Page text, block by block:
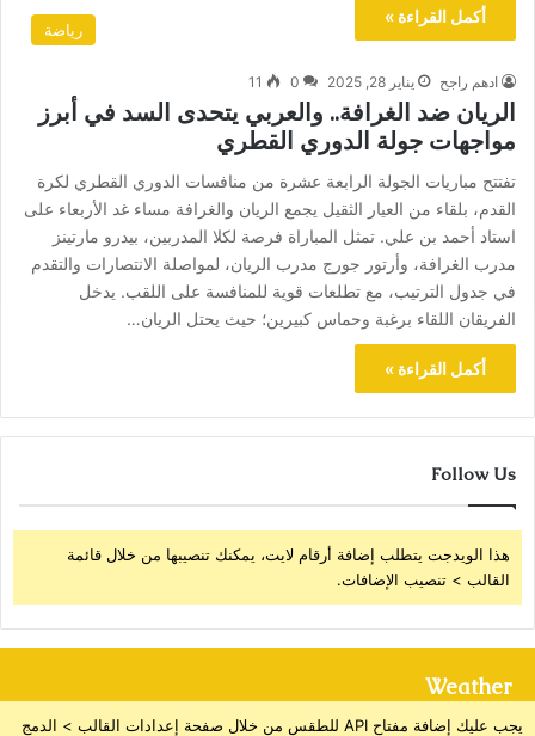
أكمل القراءة »
رياضة
ادهم راجح يناير 28, 2025 0
11
الريان ضد الغرافة.. والعربي يتحدى السد في أبرز
مواجهات جولة الدوري القطري
تفتتح مباريات الجولة الرابعة عشرة من منافسات الدوري القطري لكرة
القدم، بلقاء من العيار الثقيل يجمع الريان والغرافة مساء غد الأربعاء على
استاد أحمد بن علي. تمثل المباراة فرصة لكلا المدربين، بيدرو مارتينز
مدرب الغرافة، وأرتور جورج مدرب الريان، لمواصلة الانتصارات والتقدم
في جدول الترتيب، مع تطلعات قوية للمنافسة على اللقب. يدخل
الفريقان اللقاء برغبة وحماس كبيرين؛ حيث يحتل الريان…
أكمل القراءة »
Follow Us
هذا الويدجت يتطلب إضافة أرقام لايت، يمكنك تنصيبها من خلال قائمة
القالب > تنصيب الإضافات.
Weather
يجب عليك إضافة مفتاح API للطقس من خلال صفحة إعدادات القالب > الدمج